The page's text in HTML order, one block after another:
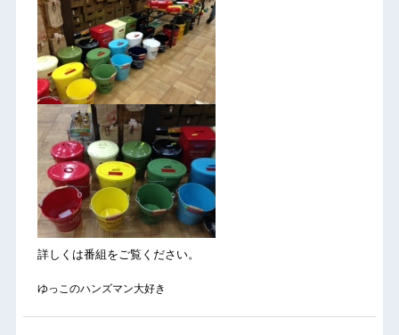
詳しくは番組をご覧ください。
ゆっこのハンズマン大好き